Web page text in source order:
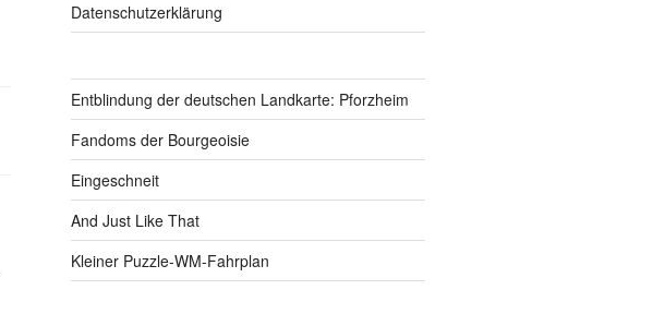
Datenschutzerklärung
Entblindung der deutschen Landkarte: Pforzheim
Fandoms der Bourgeoisie
Eingeschneit
And Just Like That
Kleiner Puzzle-WM-Fahrplan